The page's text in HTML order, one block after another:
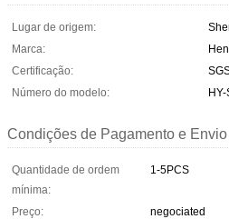
Lugar de origem:
Marca:
Certificação:
Número do modelo:
Condições de Pagamento e Envio
Quantidade de ordem
mínima:
1-5PCS
Preço:
negociated